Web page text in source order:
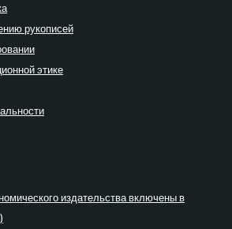
рукописей
этике
издательства включены в